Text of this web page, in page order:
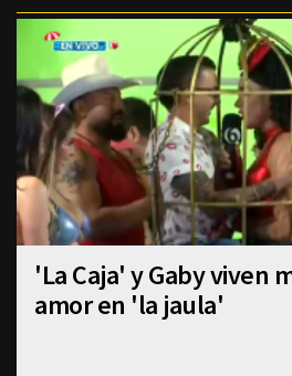
'La Caja' y Gaby viven
amor en 'la jaula'